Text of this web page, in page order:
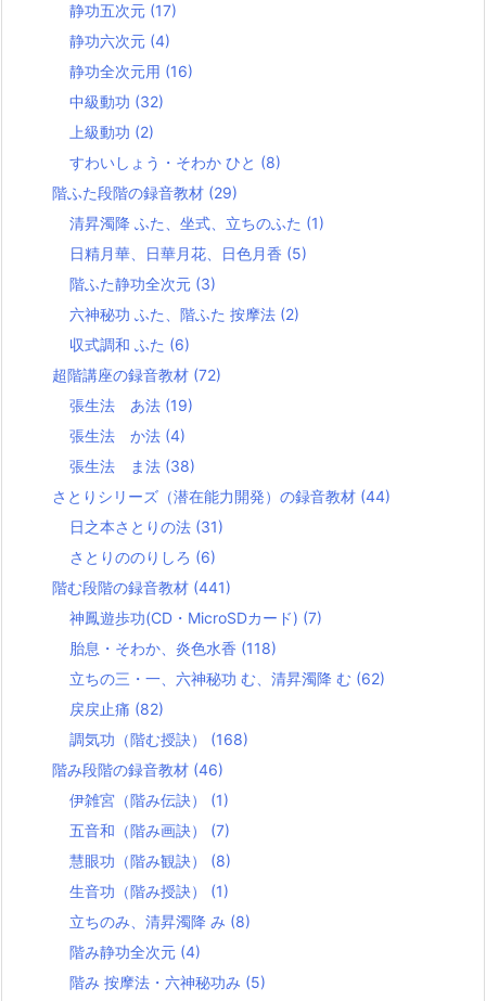
静功五次元 (17)
静功六次元 (4)
静功全次元用 (16)
中級動功 (32)
上級動功 (2)
すわいしょう・そわか ひと (8)
階ふた段階の録音教材 (29)
清昇濁降 ふた、坐式、立ちのふた (1)
日精月華、日華月花、日色月香 (5)
階ふた静功全次元 (3)
六神秘功 ふた、階ふた 按摩法 (2)
収式調和 ふた (6)
超階講座の録音教材 (72)
張生法 あ法 (19)
張生法 か法 (4)
張生法 ま法 (38)
さとりシリーズ（潜在能力開発）の録音教材 (44)
日之本さとりの法 (31)
さとりののりしろ (6)
階む段階の録音教材 (441)
神鳳遊歩功(CD・MicroSDカード) (7)
胎息・そわか、炎色水香 (118)
立ちの三・一、六神秘功 む、清昇濁降 む (62)
戻戻止痛 (82)
調気功（階む授訣） (168)
階み段階の録音教材 (46)
伊雑宮（階み伝訣） (1)
五音和（階み画訣） (7)
慧眼功（階み観訣） (8)
生音功（階み授訣） (1)
立ちのみ、清昇濁降 み (8)
階み静功全次元 (4)
階み 按摩法・六神秘功み (5)